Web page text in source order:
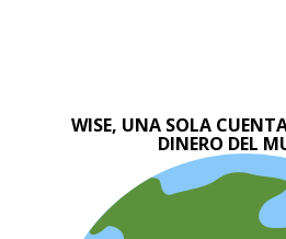
WISE, UNA SOLA
DINERO DEL